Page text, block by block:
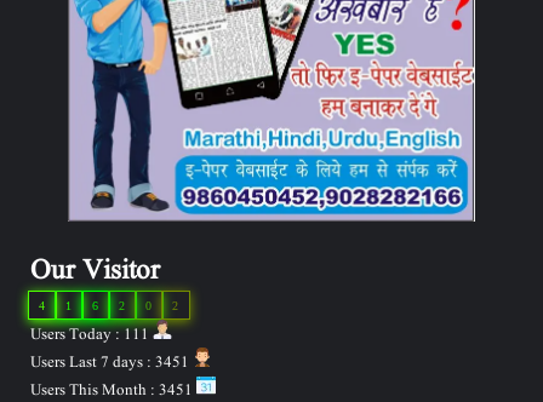
Our Visitor
2
0
2
6
1
4
Users Today : 111